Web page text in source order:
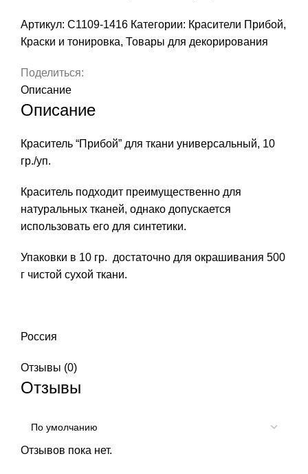
Артикул: С1109-1416 Категории: Красители Прибой,
Краски и тонировка, Товары для декорирования
Поделиться:
Описание
Описание
Краситель “Прибой” для ткани универсальный, 10
гр./уп.
Краситель подходит преимущественно для
натуральных тканей, однако допускается
использовать его для синтетики.
Упаковки в 10 гр. достаточно для окрашивания 500
г чистой сухой ткани.
Россия
Отзывы (0)
Отзывы
Отзывов пока нет.